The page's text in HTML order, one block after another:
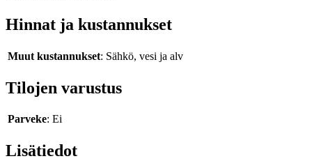
Hinnat ja kustannukset
Muut kustannukset: Sähkö, vesi ja alv
Tilojen varustus
Parveke: Ei
Lisätiedot